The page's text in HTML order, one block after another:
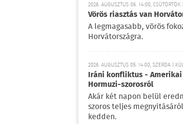
2026. AUGUSZTUS 06. 14:00, CSÜTÖRTÖK
Vörös riasztás van
A legmagasabb, vörös
Horvátországra.
2026. AUGUSZTUS 05. 14:00, SZERDA |
Iráni konfliktus -
Hormuzi-szorosról
Akár két napon belül
szoros teljes
kedden.